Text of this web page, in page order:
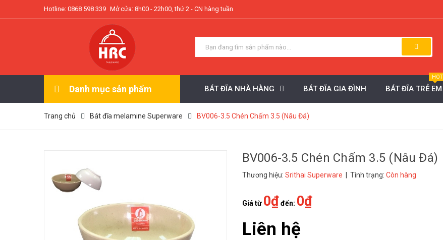
Hotline: 0868 598 339 Mở cửa: 8h00 - 22h00, thứ 2 - CN hàng tuần
Danh mục sản phẩm BÁT ĐĨA NHÀ HÀNG BÁT ĐĨA GIA ĐÌNH BÁT ĐĨA TRẺ EM
HOT
Trang chủ Bát đĩa melamine Superware BV006-3.5 Chén Chấm 3.5 (Nâu Đá)
BV006-3.5 Chén Chấm 3.5 (Nâu Đá)
Thương hiệu: Srithai Superware | Tình trạng: Còn hàng
Giá từ 0₫ đến: 0₫
Liên hệ